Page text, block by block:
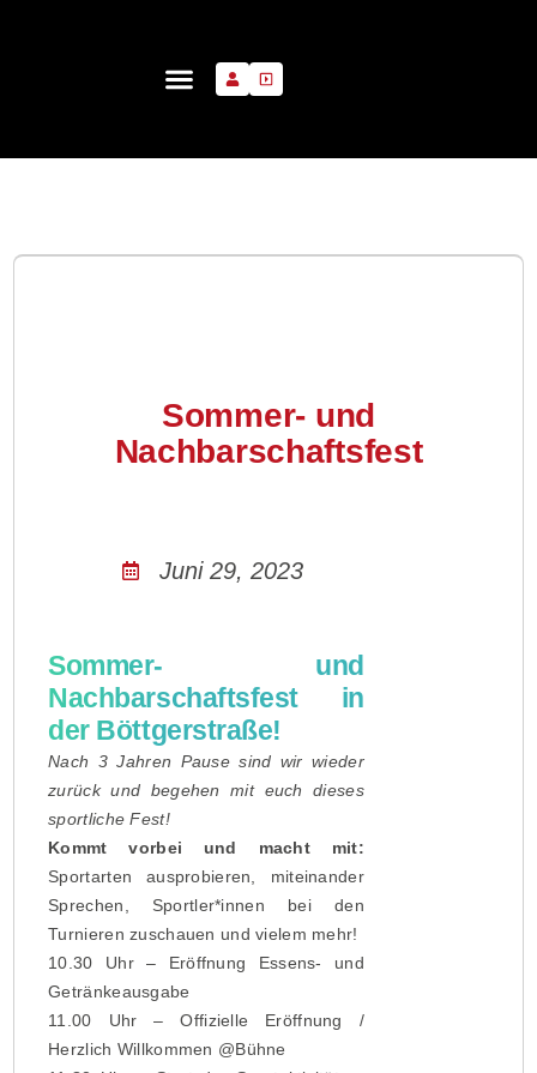
Sommer- und
Nachbarschaftsfest
Juni 29, 2023
Sommer- und
Nachbarschaftsfest in
der Böttgerstraße!
Nach 3 Jahren Pause sind wir wieder
zurück und begehen mit euch dieses
sportliche Fest!
Kommt vorbei und macht mit:
Sportarten ausprobieren, miteinander
Sprechen, Sportler*innen bei den
Turnieren zuschauen und vielem mehr!
10.30 Uhr – Eröffnung Essens- und
Getränkeausgabe
11.00 Uhr – Offizielle Eröffnung /
Herzlich Willkommen @Bühne